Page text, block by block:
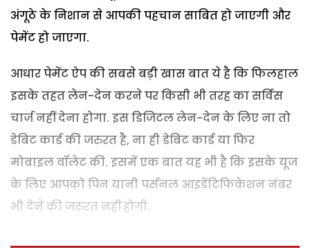
अंगूठे के निशान से आपकी पहचान साबित हो जाएगी और
पेमेंट हो जाएगा.
आधार पेमेंट ऐप की सबसे बड़ी खास बात ये है कि फिलहाल
इसके तहत लेन-देन करने पर किसी भी तरह का सर्विस
चार्ज नहीं देना होगा. इस डिजिटल लेन-देन के लिए ना तो
डेबिट कार्ड की जरुरत है, ना ही डेबिट कार्ड या फिर
मोबाइल वॉलेट की. इसमें एक बात यह भी है कि इसके यूज
के लिए आपको पिन यानी पर्सनल आइडेंटिफिकेशन नंबर
भी देने की जरुरत नहीं होगी.